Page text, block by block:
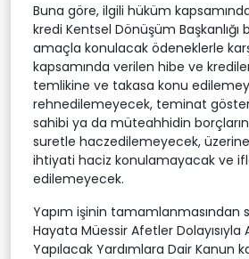
Buna göre, ilgili hüküm
kredi Kentsel Dönüşüm
amaçla konulacak ödeneklerle
kapsamında verilen hibe ve
temlikine ve takasa konu
rehnedilemeyecek, teminat
sahibi ya da müteahhidin
suretle haczedilemeyecek,
ihtiyati haciz konulamayacak ve
edilemeyecek.
Yapım işinin tamamlanmasından
Hayata Müessir Afetler Dolayısıyla
Yapılacak Yardımlara Dair Kanun